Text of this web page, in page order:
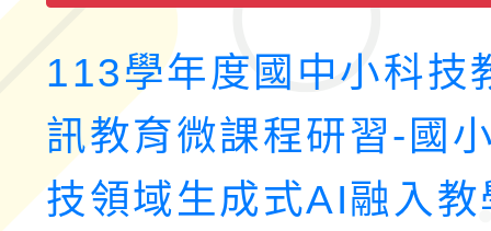
113學年度國中小科技
訊教育微課程研習-國
技領域生成式AI融入